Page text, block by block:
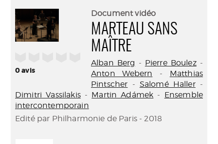
0avis
Document vidéo
MARTEAU SANS
MAÎTRE
Alban Berg - Pierre Boulez-
Anton Webern - Matthias
Pintscher - Salomé Haller-
Dimitri Vassilakis- Martin Adámek - Ensemble
intercontemporain
Edité par Philharmonie de Paris - 2018